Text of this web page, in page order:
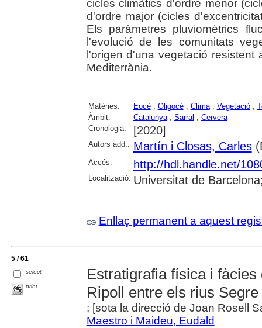
cicles climàtics d'ordre menor
d'ordre major (cicles
Els paràmetres pluviomètrics
l'evolució de les comunitats
l'origen d'una vegetació
Mediterrània.
Matèries: Eocè; Oligocè; Clima; Vegetació;
Àmbit:
Catalunya; Sarral ; Cervera
Cronologia:
[2020]
Autors add.: Martín i Closas, Carles
Accés: http://hdl.handle.net/
Localització: Universitat de
Enllaç permanent a aquest
5 / 61
select
print
Estratigrafia física i
Ripoll entre els rius
; [sota la direcció de Joan Rosell
Maestro i Maideu, Eudald